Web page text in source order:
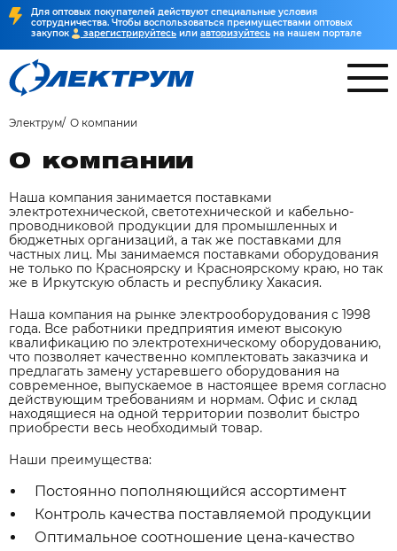
Для оптовых покупателей действуют специальные условия
сотрудничества. Чтобы воспользоваться преимуществами оптовых
закупок
зарегистрируйтесь или авторизуйтесь на нашем портале
Электрум О компании
О компании
Наша компания занимается поставками
электротехнической, светотехнической и кабельно-
проводниковой продукции для промышленных и
бюджетных организаций, а так же поставками для
частных лиц. Мы занимаемся поставками оборудования
не только по Красноярску и Красноярскому краю, но так
же в Иркутскую область и республику Хакасия.
Наша компания на рынке электрооборудования с 1998
года. Все работники предприятия имеют высокую
квалификацию по электротехническому оборудованию,
что позволяет качественно комплектовать заказчика и
предлагать замену устаревшего оборудования на
современное, выпускаемое в настоящее время согласно
действующим требованиям и нормам. Офис и склад
находящиеся на одной территории позволит быстро
приобрести весь необходимый товар.
Наши преимущества:
Постоянно пополняющийся ассортимент
Контроль качества поставляемой продукции
Оптимальное соотношение цена-качество